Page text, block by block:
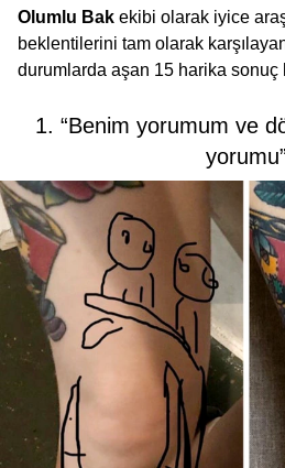
Olumlu Bak ekibi olarak iyice
beklentilerini tam olarak
durumlarda aşan 15 harika sonuç
1. “Benim yorumum ve
yorumu”